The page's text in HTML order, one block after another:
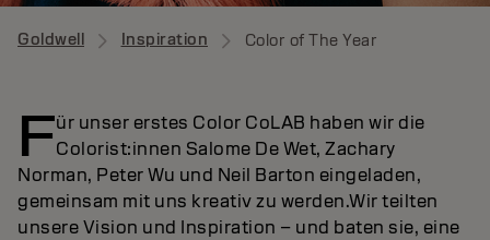
Goldwell Inspiration Color of The Year
Für unser erstes Color CoLAB haben wir die
Colorist:innen Salome De Wet, Zachary
Norman, Peter Wu und Neil Barton eingeladen,
gemeinsam mit uns kreativ zu werden.Wir teilten
unsere Vision und Inspiration – und baten sie, eine